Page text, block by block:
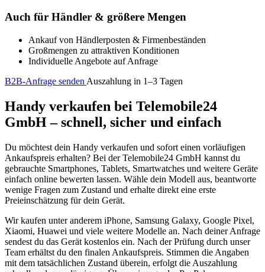
Auch für Händler & größere Mengen
Ankauf von Händlerposten & Firmenbeständen
Großmengen zu attraktiven Konditionen
Individuelle Angebote auf Anfrage
B2B-Anfrage senden Auszahlung in 1–3 Tagen
Handy verkaufen bei Telemobile24
GmbH – schnell, sicher und einfach
Du möchtest dein Handy verkaufen und sofort einen vorläufigen
Ankaufspreis erhalten? Bei der Telemobile24 GmbH kannst du
gebrauchte Smartphones, Tablets, Smartwatches und weitere Geräte
einfach online bewerten lassen. Wähle dein Modell aus, beantworte
wenige Fragen zum Zustand und erhalte direkt eine erste
Preieinschätzung für dein Gerät.
Wir kaufen unter anderem iPhone, Samsung Galaxy, Google Pixel,
Xiaomi, Huawei und viele weitere Modelle an. Nach deiner Anfrage
sendest du das Gerät kostenlos ein. Nach der Prüfung durch unser
Team erhältst du den finalen Ankaufspreis. Stimmen die Angaben
mit dem tatsächlichen Zustand überein, erfolgt die Auszahlung